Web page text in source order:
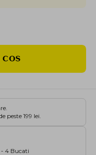
199 lei.
- 4 Bucati